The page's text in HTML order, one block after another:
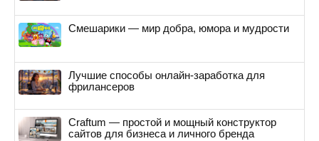
Смешарики — мир добра, юмора и мудрости
Лучшие способы онлайн-заработка для
фрилансеров
Craftum — простой и мощный конструктор
сайтов для бизнеса и личного бренда